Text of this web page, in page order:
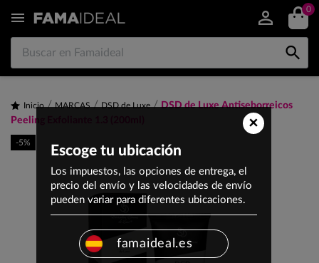
 0

-5%
Inicio MARCAS DSD de Luxe
DSD de Luxe Antiseborreicos
Peeling Exfoliante 1.3 (200ml)
×
Escoge tu ubicación
Los impuestos, las opciones de entrega, el
precio del envío y las velocidades de envío
pueden variar para diferentes ubicaciones.
famaideal.es